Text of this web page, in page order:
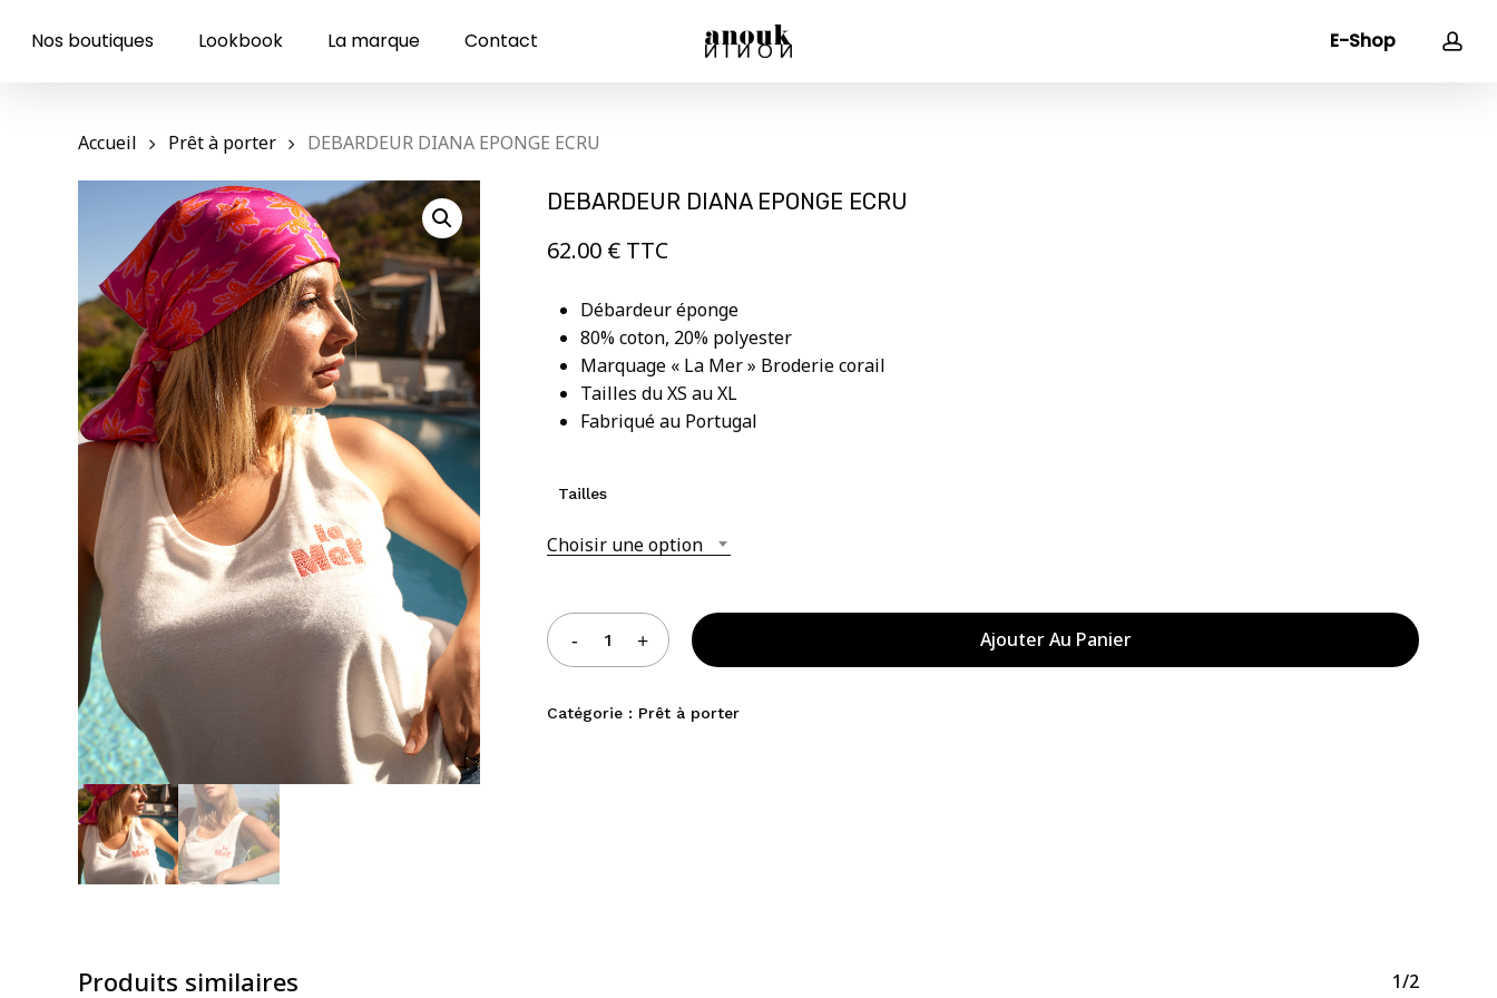
Nos boutiques Lookbook La marque Contact E-Shop Close
Accueil Prêt à porter DEBARDEUR DIANA EPONGE ECRU
DEBARDEUR DIANA EPONGE ECRU
62.00 € TTC
Débardeur éponge
80% coton, 20% polyester
Marquage « La Mer » Broderie corail
Tailles du XS au XL
Fabriqué au Portugal
Tailles
Choisir une option
Ajouter Au Panier
Catégorie : Prêt à porter
Produits similaires 1/2